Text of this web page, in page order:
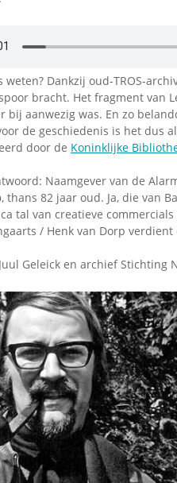
weten? Dankzij oud-TROS-
bracht. Het fragment van
bij aanwezig was. En zo
de geschiedenis is het dus
door de Koninklijke
Naamgever van de
, thans 82 jaar oud. Ja, die van
tal van creatieve commercials
/ Henk van Dorp
Geleick en archief Stichting